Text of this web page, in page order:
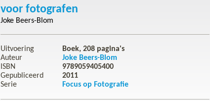
voor fotografen
Joke Beers-Blom
Uitvoering Boek, 208 pagina's
Auteur
Joke Beers-Blom
ISBN
9789059405400
Gepubliceerd
2011
Serie
Focus op Fotografie